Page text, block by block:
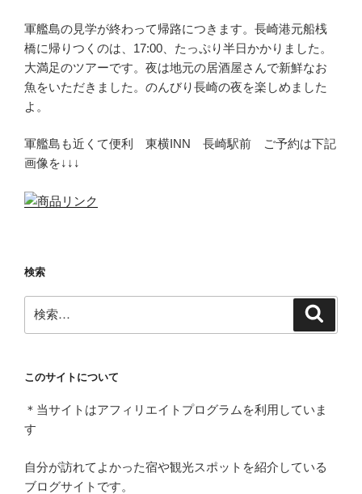
軍艦島の見学が終わって帰路につきます。長崎港元船桟
橋に帰りつくのは、17:00、たっぷり半日かかりました。
大満足のツアーです。夜は地元の居酒屋さんで新鮮なお
魚をいただきました。のんびり長崎の夜を楽しめました
よ。
軍艦島も近くて便利 東横INN 長崎駅前 ご予約は下記
画像を↓↓↓
検索
索:
このサイトについて
＊当サイトはアフィリエイトプログラムを利用していま
す
自分が訪れてよかった宿や観光スポットを紹介している
ブログサイトです。